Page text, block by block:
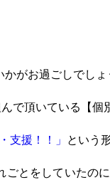
がお過ごしでしょ
で頂いている【個
支援！！」 という
ごとをしていたの